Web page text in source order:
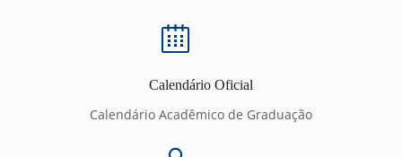
Calendário Oficial
Calendário Acadêmico de Graduação